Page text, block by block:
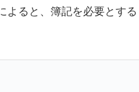
よると、簿記を必要とする